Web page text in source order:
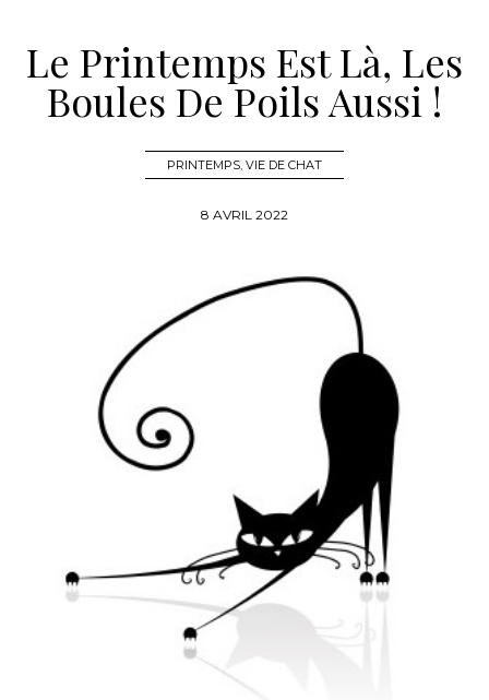
Le Printemps Est Là, Les
Boules De Poils Aussi !
PRINTEMPS VIE DE CHAT
8 AVRIL 2022